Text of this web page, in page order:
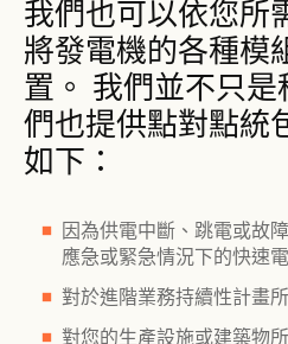
我們也可以依您所
將發電機的各種模
置。 我們並不只
們也提供點對點統
如下：
因為供電中斷、跳電或故
應急或緊急情況下的快速
對於進階業務持續性計畫
對您的生產設施或建築物